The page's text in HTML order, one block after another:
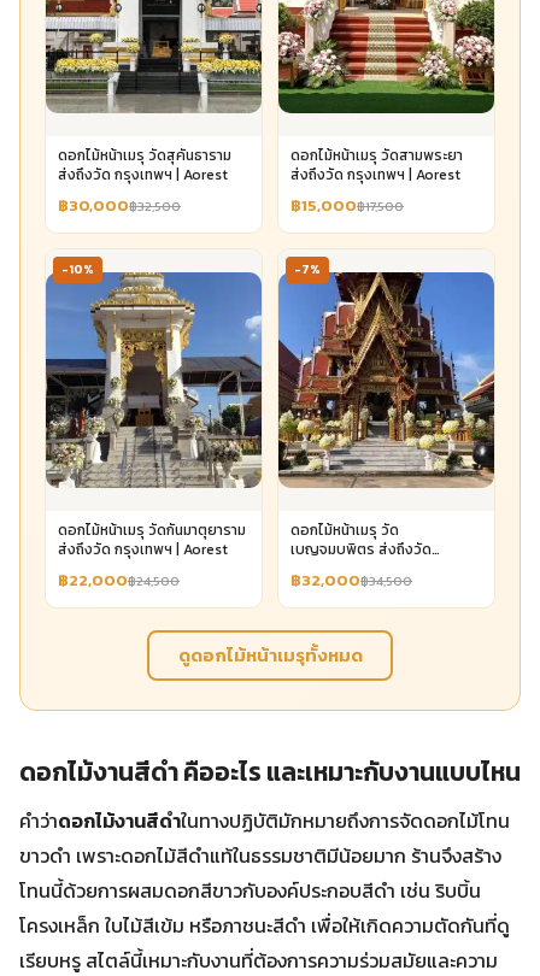
ดอกไม้หน้าเมรุ วัดสุคันธาราม
ส่งถึงวัด กรุงเทพฯ | Aorest
฿30,000฿32,500
ดอกไม้หน้าเมรุ วัดสามพระยา
ส่งถึงวัด กรุงเทพฯ | Aorest
฿15,000฿17,500
-10%
ดอกไม้หน้าเมรุ วัดกันมาตุยาราม
ส่งถึงวัด กรุงเทพฯ | Aorest
฿22,000฿24,500
-7%
ดอกไม้หน้าเมรุ วัด
เบญจมบพิตร ส่งถึงวัด
฿32,000฿34,500
ดูดอกไม้หน้าเมรุทั้งหมด
ดอกไม้งานสีดํา คืออะไร และเหมาะกับงานแบบไหน
คำว่าดอกไม้งานสีดําในทางปฏิบัติมักหมายถึงการจัดดอกไม้โทน
ขาวดำ เพราะดอกไม้สีดำแท้ในธรรมชาติมีน้อยมาก ร้านจึงสร้าง
โทนนี้ด้วยการผสมดอกสีขาวกับองค์ประกอบสีดำ เช่น ริบบิ้น
โครงเหล็ก ใบไม้สีเข้ม หรือภาชนะสีดำ เพื่อให้เกิดความตัดกันที่ดู
เรียบหรู สไตล์นี้เหมาะกับงานที่ต้องการความร่วมสมัยและความ